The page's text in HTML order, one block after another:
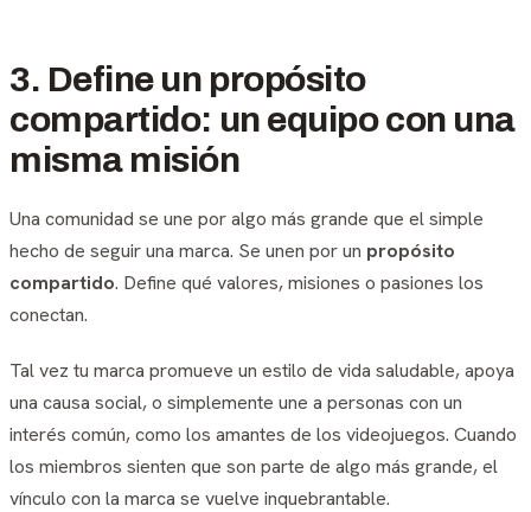
3. Define un propósito
compartido: un equipo con una
misma misión
Una comunidad se une por algo más grande que el simple
hecho de seguir una marca. Se unen por un propósito
compartido. Define qué valores, misiones o pasiones los
conectan.
Tal vez tu marca promueve un estilo de vida saludable, apoya
una causa social, o simplemente une a personas con un
interés común, como los amantes de los videojuegos. Cuando
los miembros sienten que son parte de algo más grande, el
vínculo con la marca se vuelve inquebrantable.